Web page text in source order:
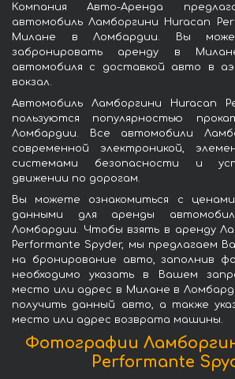
Компания Авто-Аренда
автомобиль Ламборгини Huracan
Милане в Ломбардии. Вы
забронировать аренду в
автомобиля с доставкой авто в
вокзал.
Автомобиль Ламборгини Huracan
пользуются популярностью
Ломбардии. Все автомобили
современной электроникой,
системами безопасности и
движении по дорогам.
Вы можете ознакомиться с
данными для аренды
Ломбардии. Чтобы взять в аренду
Performante Spyder, мы предлагаем
на бронирование авто, заполнив
необходимо указать в Вашем
место или адрес в Милане в
получить данный авто, а также
место или адрес возврата машины.
Фотографии
Performante